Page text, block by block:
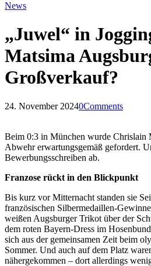
News
„Juwel“ in
Matsima
Großverkauf?
24. November 20240Comments
Beim 0:3 in München wurde Chrislain
Abwehr erwartungsgemäß gefordert.
Bewerbungsschreiben ab.
Franzose rückt in den Blickpunkt
Bis kurz vor Mitternacht standen sie
französischen Silbermedaillen-
weißen Augsburger Trikot über der
dem roten Bayern-Dress im
sich aus der gemeinsamen Zeit beim
Sommer. Und auch auf dem Platz
nähergekommen – dort allerdings